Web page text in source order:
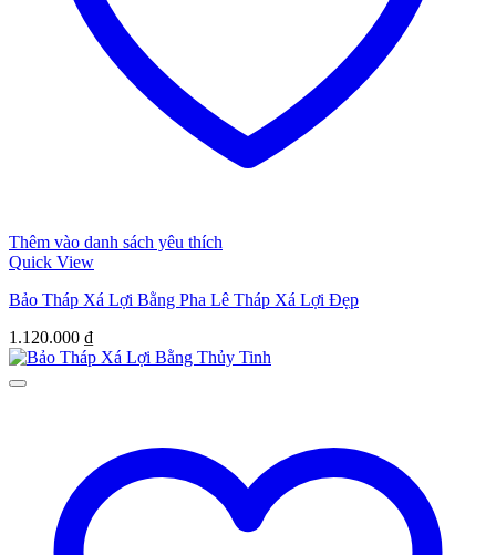
Thêm vào danh sách yêu thích
Quick View
Bảo Tháp Xá Lợi Bằng Pha Lê Tháp Xá Lợi Đẹp
1.120.000 ₫